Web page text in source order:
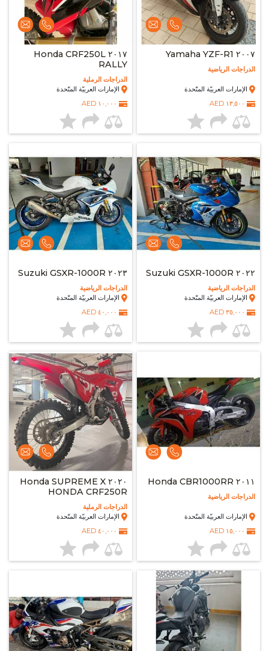
٢٠٠٧ Yamaha YZF-R1
الدراجات الرياضية
الإمارات العربيّة المتّحدة
١٣,٥٠٠ AED
٢٠١٧ Honda CRF250L
RALLY
الدراجات الرملية
الإمارات العربيّة المتّحدة
١٠,٠٠٠ AED
٢٠٢٢ Suzuki GSXR-1000R
الدراجات الرياضية
الإمارات العربيّة المتّحدة
٣٥,٠٠٠ AED
٢٠٢٣ Suzuki GSXR-1000R
الدراجات الرياضية
الإمارات العربيّة المتّحدة
٤٠,٠٠٠ AED
٢٠١١ Honda CBR1000RR
الدراجات الرياضية
الإمارات العربيّة المتّحدة
١٥,٠٠٠ AED
٢٠٢٠ Honda SUPREME X
HONDA CRF250R
الدراجات الرملية
الإمارات العربيّة المتّحدة
٤٠,٠٠٠ AED